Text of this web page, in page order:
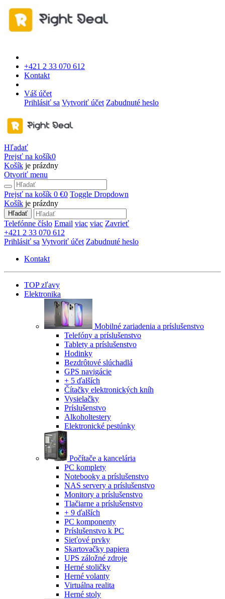
+421 2 33 070 612
Kontakt
Váš účet
Prihlásiť sa Vytvoriť účet Zabudnuté heslo
Hľadať
Prejsť na košík0
Košík je prázdny
Otvoriť menu
Prejsť na košík 0 €0 Toggle Dropdown
Košík je prázdny
Hľadať
Telefónne číslo Email viac viac Zavrieť
+421 2 33 070 612
Prihlásiť sa Vytvoriť účet Zabudnuté heslo
Kontakt
TOP zľavy
Elektronika
Mobilné zariadenia a príslušenstvo
Telefóny a príslušenstvo
Tablety a príslušenstvo
Hodinky
Bezdrôtové slúchadlá
GPS navigácie
+ 5 ďalších
Čítačky elektronických kníh
Vysielačky
Príslušenstvo
Alkoholtestery
Elektronické pestúnky
Počítače a kancelária
PC komplety
Notebooky a príslušenstvo
NAS servery a príslušenstvo
Monitory a príslušenstvo
Tlačiarne a príslušenstvo
+ 9 ďalších
PC komponenty
Príslušenstvo k PC
Sieťové prvky
Skartovačky papiera
UPS záložné zdroje
Herné stoličky
Herné volanty
Virtuálna realita
Herné stoly